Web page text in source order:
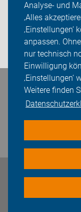
Analyse- und
‚Alles
‚Einstellungen‘
anpassen.
nur technisch
Einwilligung
‚Einstellungen‘
Weitere finden
Aktuelles/Lokale
Sei dabei
Login
Bleiben Sie in